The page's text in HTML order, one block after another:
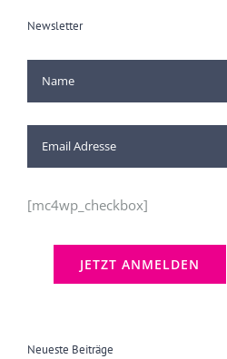
Newsletter
[mc4wp_checkbox]
Neueste Beiträge